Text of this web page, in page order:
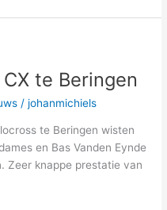
te Beringen
/johanmichiels
te Beringen wisten
en Bas Vanden Eynde
Zeer knappe prestatie van